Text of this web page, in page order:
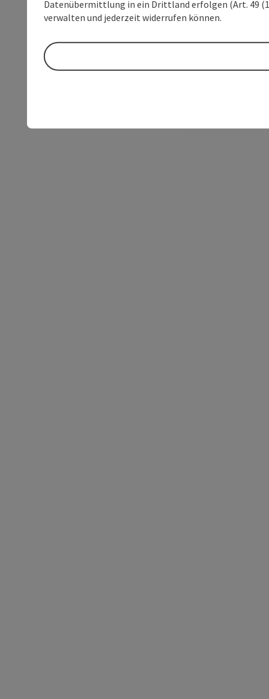
Datenübermittlung in ein Drittland erfolgen (Art. 49
verwalten und jederzeit widerrufen können.